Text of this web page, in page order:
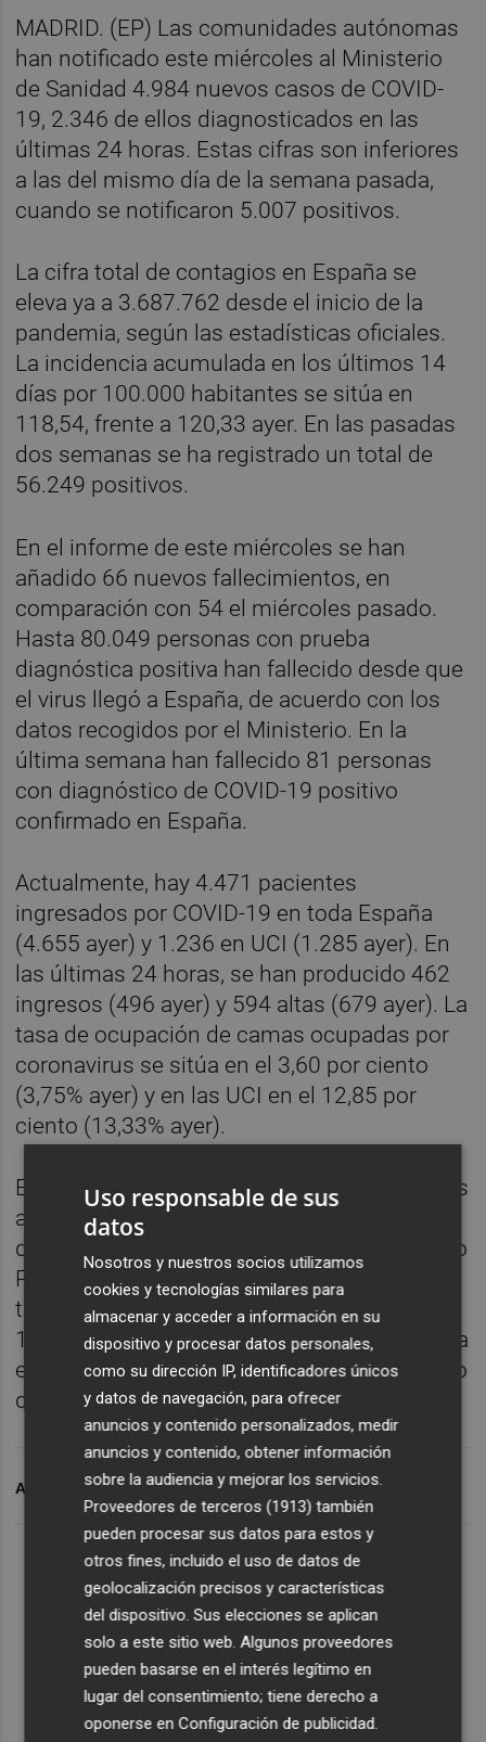
MADRID. (EP) Las comunidades autónomas
han notificado este miércoles al Ministerio
de Sanidad 4.984 nuevos casos de COVID-
19, 2.346 de ellos diagnosticados en las
últimas 24 horas. Estas cifras son inferiores
a las del mismo día de la semana pasada,
cuando se notificaron 5.007 positivos.
La cifra total de contagios en España se
eleva ya a 3.687.762 desde el inicio de la
pandemia, según las estadísticas oficiales.
La incidencia acumulada en los últimos 14
días por 100.000 habitantes se sitúa en
118,54, frente a 120,33 ayer. En las pasadas
dos semanas se ha registrado un total de
56.249 positivos.
En el informe de este miércoles se han
añadido 66 nuevos fallecimientos, en
comparación con 54 el miércoles pasado.
Hasta 80.049 personas con prueba
diagnóstica positiva han fallecido desde que
el virus llegó a España, de acuerdo con los
datos recogidos por el Ministerio. En la
última semana han fallecido 81 personas
con diagnóstico de COVID-19 positivo
confirmado en España.
Actualmente, hay 4.471 pacientes
ingresados por COVID-19 en toda España
(4.655 ayer) y 1.236 en UCI (1.285 ayer). En
las últimas 24 horas, se han producido 462
ingresos (496 ayer) y 594 altas (679 ayer). La
tasa de ocupación de camas ocupadas por
coronavirus se sitúa en el 3,60 por ciento
(3,75% ayer) y en las UCI en el 12,85 por
ciento (13,33% ayer).
Entre el 23 y el 29 de mayo, las comunidades
autónomas han realizado 695.351 pruebas
diagnósticas, de las cuales 445.380 han sido
PCR y 249.971 test de antígenos, con una
tasa global por 100.000 habitantes de
1.478,65. La tasa total de positividad se sitúa
en el 4,86 por ciento, frente al 4,87 por ciento
de ayer.
ARCHIVADO EN CORONAVIRUS
Uso responsable de sus
datos
Nosotros y nuestros socios utilizamos
cookies y tecnologías similares para
almacenar y acceder a información en su
dispositivo y procesar datos personales,
como su dirección IP, identificadores únicos
y datos de navegación, para ofrecer
anuncios y contenido personalizados, medir
anuncios y contenido, obtener información
sobre la audiencia y mejorar los servicios.
Proveedores de terceros (1913) también
pueden procesar sus datos para estos y
otros fines, incluido el uso de datos de
geolocalización precisos y características
del dispositivo. Sus elecciones se aplican
solo a este sitio web. Algunos proveedores
pueden basarse en el interés legítimo en
lugar del consentimiento; tiene derecho a
oponerse enConfiguración de publicidad